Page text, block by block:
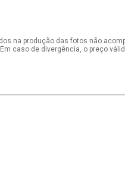
na produção das fotos não
caso de divergência, o preço